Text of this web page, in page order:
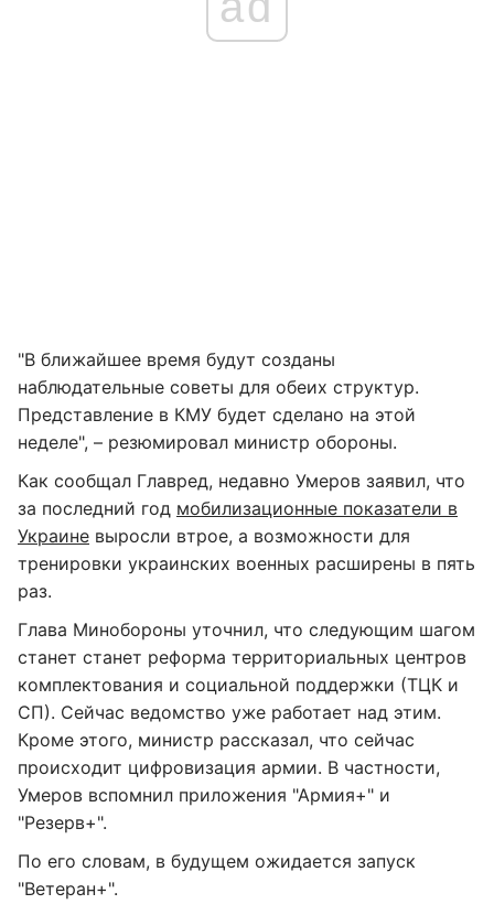
"В ближайшее время будут созданы
наблюдательные советы для обеих структур.
Представление в КМУ будет сделано на этой
неделе", – резюмировал министр обороны.
Как сообщал Главред, недавно Умеров заявил, что
за последний год мобилизационные показатели в
Украине выросли втрое, а возможности для
тренировки украинских военных расширены в пять
раз.
Глава Минобороны уточнил, что следующим шагом
станет станет реформа территориальных центров
комплектования и социальной поддержки (ТЦК и
СП). Сейчас ведомство уже работает над этим.
Кроме этого, министр рассказал, что сейчас
происходит цифровизация армии. В частности,
Умеров вспомнил приложения "Армия+" и
"Резерв+".
По его словам, в будущем ожидается запуск
"Ветеран+".